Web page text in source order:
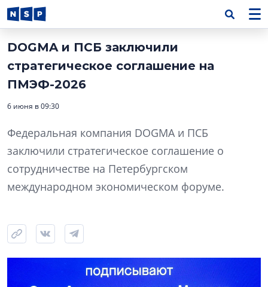
DOGMA и ПСБ заключили
стратегическое соглашение на
ПМЭФ-2026
6 июня в 09:30
Федеральная компания DOGMA и ПСБ
заключили стратегическое соглашение о
сотрудничестве на Петербургском
международном экономическом форуме.